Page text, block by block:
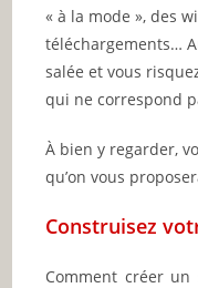
« à la mode », des
téléchargements…
salée et vous
qui ne correspond
À bien y regarder,
qu’on vous
Construisez
Comment créer